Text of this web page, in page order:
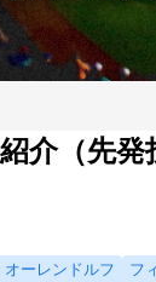
介（先発
オーレンドルフ フ